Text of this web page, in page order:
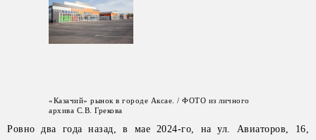
«Казачий» рынок в городе Аксае. / ФОТО из личного
архива С.В. Грекова
Ровно два года назад, в мае 2024-го, на ул. Авиаторов, 16,